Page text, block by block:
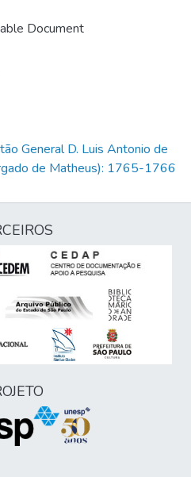
Document
General D. Luis Antonio de
de Matheus): 1765-1766